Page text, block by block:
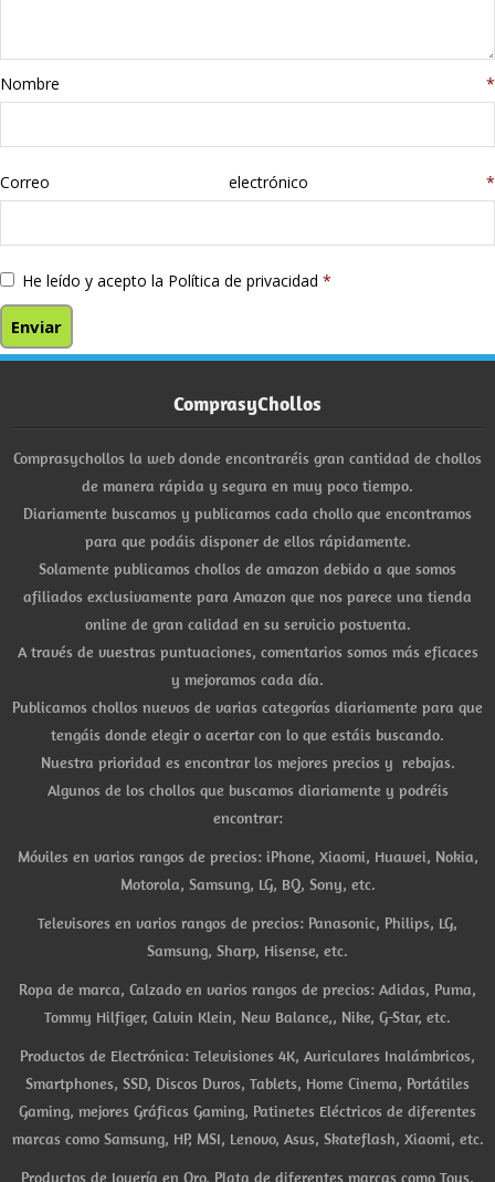
libros
Nombre *
Correo electrónico *
He leído y acepto la Política de privacidad *
ComprasyChollos
Comprasychollos la web donde encontraréis gran cantidad de chollos
de manera rápida y segura en muy poco tiempo.
Diariamente buscamos y publicamos cada chollo que encontramos
para que podáis disponer de ellos rápidamente.
Solamente publicamos chollos de amazon debido a que somos
afiliados exclusivamente para Amazon que nos parece una tienda
online de gran calidad en su servicio postventa.
A través de vuestras puntuaciones, comentarios somos más eficaces
y mejoramos cada día.
Publicamos chollos nuevos de varias categorías diariamente para que
tengáis donde elegir o acertar con lo que estáis buscando.
Nuestra prioridad es encontrar los mejores precios y rebajas.
Algunos de los chollos que buscamos diariamente y podréis
encontrar:
Móviles en varios rangos de precios: iPhone, Xiaomi, Huawei, Nokia,
Motorola, Samsung, LG, BQ, Sony, etc.
Televisores en varios rangos de precios: Panasonic, Philips, LG,
Samsung, Sharp, Hisense, etc.
Ropa de marca, Calzado en varios rangos de precios: Adidas, Puma,
Tommy Hilfiger, Calvin Klein, New Balance,, Nike, G-Star, etc.
Productos de Electrónica: Televisiones 4K, Auriculares Inalámbricos,
Smartphones, SSD, Discos Duros, Tablets, Home Cinema, Portátiles
Gaming, mejores Gráficas Gaming, Patinetes Eléctricos de diferentes
marcas como Samsung, HP, MSI, Lenovo, Asus, Skateflash, Xiaomi, etc.
Productos de Joyería en Oro, Plata de diferentes marcas como Tous,